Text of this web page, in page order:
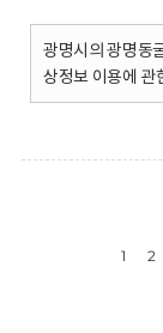
광명시의 광명동
상정보 이용에 관
1 2